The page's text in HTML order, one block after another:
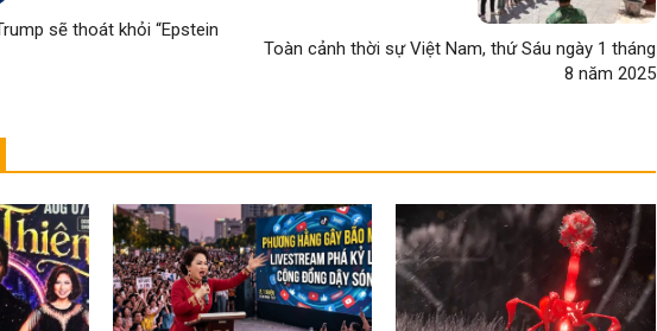
sẽ thoát khỏi “Epstein
Toàn cảnh thời sự Việt Nam, thứ Sáu ngày 1 tháng
8 năm 2025